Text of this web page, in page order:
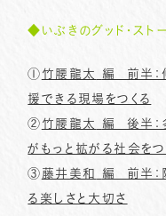
◆ いぶきのグッド・スト
① 竹腰龍太 編 前半
援できる現場をつくる
② 竹腰龍太 編 後半
がもっと拡がる社会をつ
③ 藤井美和 編 前半
る楽しさと大切さ